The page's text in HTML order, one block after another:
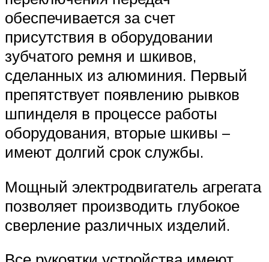
обеспечивается за счет
присутствия в оборудовании
зубчатого ремня и шкивов,
сделанных из алюминия. Первый
препятствует появлению рывков
шпинделя в процессе работы
оборудования, вторые шкивы –
имеют долгий срок службы.
Мощный электродвигатель агрегата
позволяет производить глубокое
сверление различных изделий.